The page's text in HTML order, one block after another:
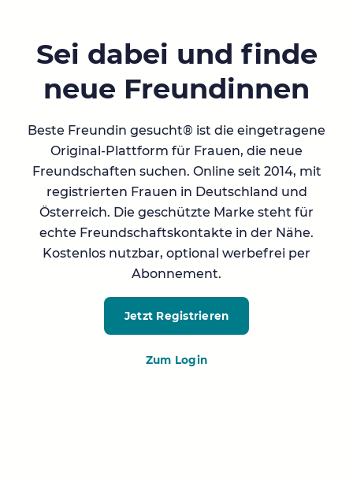
Sei dabei und finde
neue Freundinnen
Beste Freundin gesucht® ist die eingetragene
Original-Plattform für Frauen, die neue
Freundschaften suchen. Online seit 2014, mit
registrierten Frauen in Deutschland und
Österreich. Die geschützte Marke steht für
echte Freundschaftskontakte in der Nähe.
Kostenlos nutzbar, optional werbefrei per
Abonnement.
Jetzt Registrieren
Zum Login